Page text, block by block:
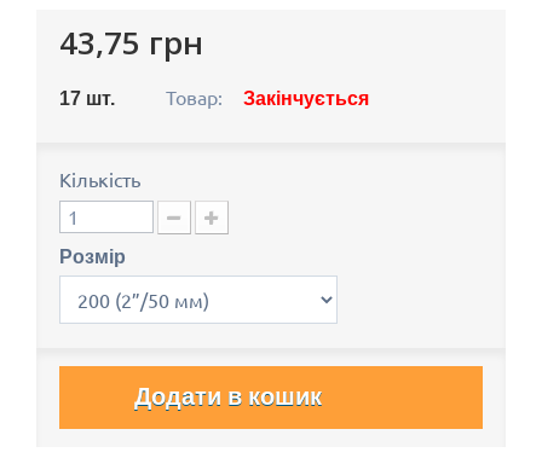
43,75 грн
17 шт. Товар: Закінчується
Кількість
Розмір
Додати в кошик